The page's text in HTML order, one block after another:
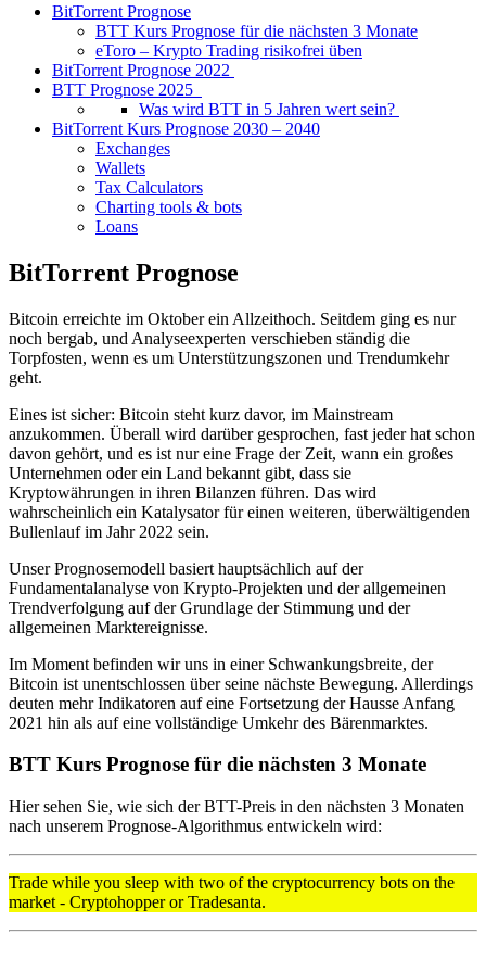
BitTorrent Prognose
BTT Kurs Prognose für die nächsten 3 Monate
eToro – Krypto Trading risikofrei üben
BitTorrent Prognose 2022
BTT Prognose 2025
Was wird BTT in 5 Jahren wert sein?
BitTorrent Kurs Prognose 2030 – 2040
Exchanges
Wallets
Tax Calculators
Charting tools & bots
Loans
BitTorrent Prognose
Bitcoin erreichte im Oktober ein Allzeithoch. Seitdem ging es nur
noch bergab, und Analyseexperten verschieben ständig die
Torpfosten, wenn es um Unterstützungszonen und Trendumkehr
geht.
Eines ist sicher: Bitcoin steht kurz davor, im Mainstream
anzukommen. Überall wird darüber gesprochen, fast jeder hat schon
davon gehört, und es ist nur eine Frage der Zeit, wann ein großes
Unternehmen oder ein Land bekannt gibt, dass sie
Kryptowährungen in ihren Bilanzen führen. Das wird
wahrscheinlich ein Katalysator für einen weiteren, überwältigenden
Bullenlauf im Jahr 2022 sein.
Unser Prognosemodell basiert hauptsächlich auf der
Fundamentalanalyse von Krypto-Projekten und der allgemeinen
Trendverfolgung auf der Grundlage der Stimmung und der
allgemeinen Marktereignisse.
Im Moment befinden wir uns in einer Schwankungsbreite, der
Bitcoin ist unentschlossen über seine nächste Bewegung. Allerdings
deuten mehr Indikatoren auf eine Fortsetzung der Hausse Anfang
2021 hin als auf eine vollständige Umkehr des Bärenmarktes.
BTT Kurs Prognose für die nächsten 3 Monate
Hier sehen Sie, wie sich der BTT-Preis in den nächsten 3 Monaten
nach unserem Prognose-Algorithmus entwickeln wird:
Trade while you sleep with two of the cryptocurrency bots on the
market - Cryptohopper or Tradesanta.